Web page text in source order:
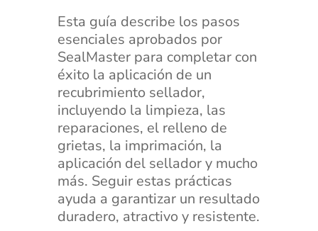
Esta guía describe los pasos
esenciales aprobados por
SealMaster para completar con
éxito la aplicación de un
recubrimiento sellador,
incluyendo la limpieza, las
reparaciones, el relleno de
grietas, la imprimación, la
aplicación del sellador y mucho
más. Seguir estas prácticas
ayuda a garantizar un resultado
duradero, atractivo y resistente.